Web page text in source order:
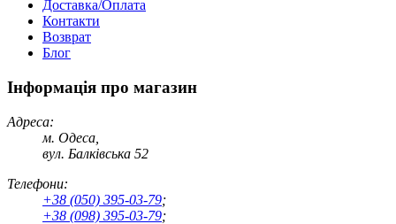
Доставка/Оплата
Контакти
Возврат
Блог
Інформація про магазин
Адреса:
м. Одеса,
вул. Балківська 52
Телефони:
+38 (050) 395-03-79;
+38 (098) 395-03-79;